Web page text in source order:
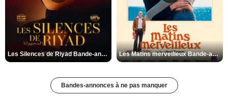
Les Silences de Riyad Bande-annonce VO STFR Les Matins merveilleux Bande-annonce VF
Bandes-annonces à ne pas manquer